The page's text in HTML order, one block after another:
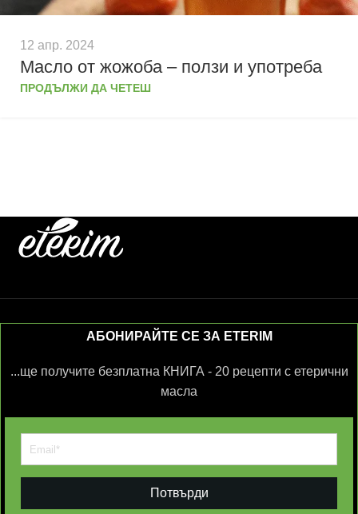
12 апр. 2024
Масло от жожоба – ползи и употреба
ПРОДЪЛЖИ ДА ЧЕТЕШ
АБОНИРАЙТЕ СЕ ЗА ETERIM
...ще получите безплатна КНИГА - 20 рецепти с етерични
масла
Потвърди